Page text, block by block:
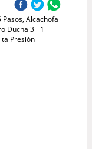
Alcachofa
Ducha 3 +1
Presión